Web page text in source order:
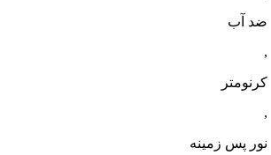
ضد آب
,
کرنومتر
,
نور پس زمینه